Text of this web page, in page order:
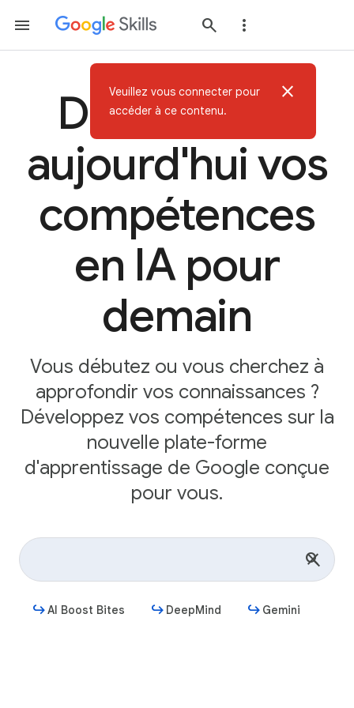
Développez
aujourd'hui vos
compétences
en IA pour
demain
Vous débutez ou vous cherchez à
approfondir vos connaissances ?
Développez vos compétences sur la
nouvelle plate-forme
d'apprentissage de Google conçue
pour vous.
AI Boost Bites DeepMind Gemini
Veuillez vous connecter pour
accéder à ce contenu.
close